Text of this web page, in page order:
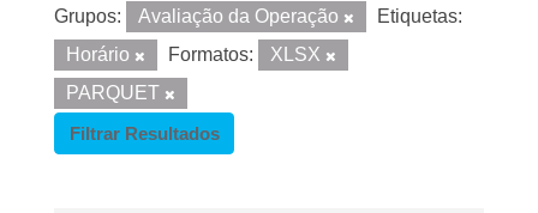
Grupos: Avaliação da Operação
Etiquetas:
Horário
Formatos:
XLSX
PARQUET
Filtrar Resultados